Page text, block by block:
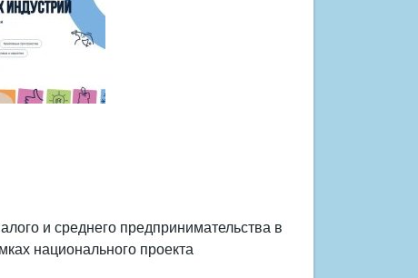
и среднего предпринимательства в
национального проекта